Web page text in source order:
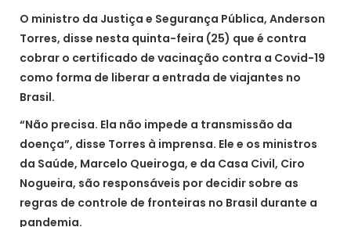
O ministro da Justiça e Segurança Pública, Anderson
Torres, disse nesta quinta-feira (25) que é contra
cobrar o certificado de vacinação contra a Covid-19
como forma de liberar a entrada de viajantes no
Brasil.
“Não precisa. Ela não impede a transmissão da
doença”, disse Torres à imprensa. Ele e os ministros
da Saúde, Marcelo Queiroga, e da Casa Civil, Ciro
Nogueira, são responsáveis por decidir sobre as
regras de controle de fronteiras no Brasil durante a
pandemia.